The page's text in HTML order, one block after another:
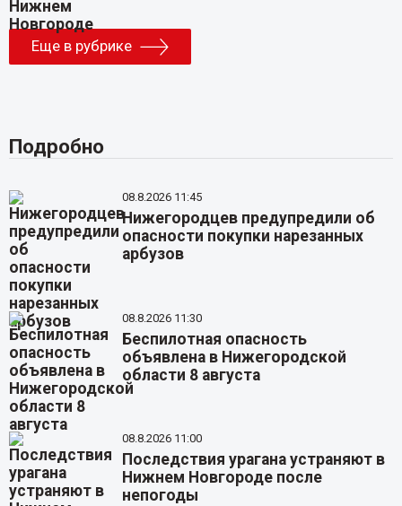
Еще в рубрике
Подробно
08.8.2026 11:45
Нижегородцев предупредили об
опасности покупки нарезанных
арбузов
08.8.2026 11:30
Беспилотная опасность
объявлена в Нижегородской
области 8 августа
08.8.2026 11:00
Последствия урагана устраняют в
Нижнем Новгороде после
непогоды